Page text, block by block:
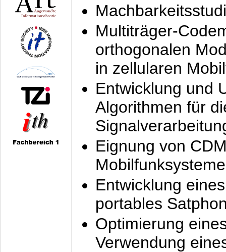
Multiträger-
orthogonalen
in zellularen
Entwicklung und
Algorithmen für
Eignung von
Mobilfunksysteme
Entwicklung
portables
Optimierung
Verwendung